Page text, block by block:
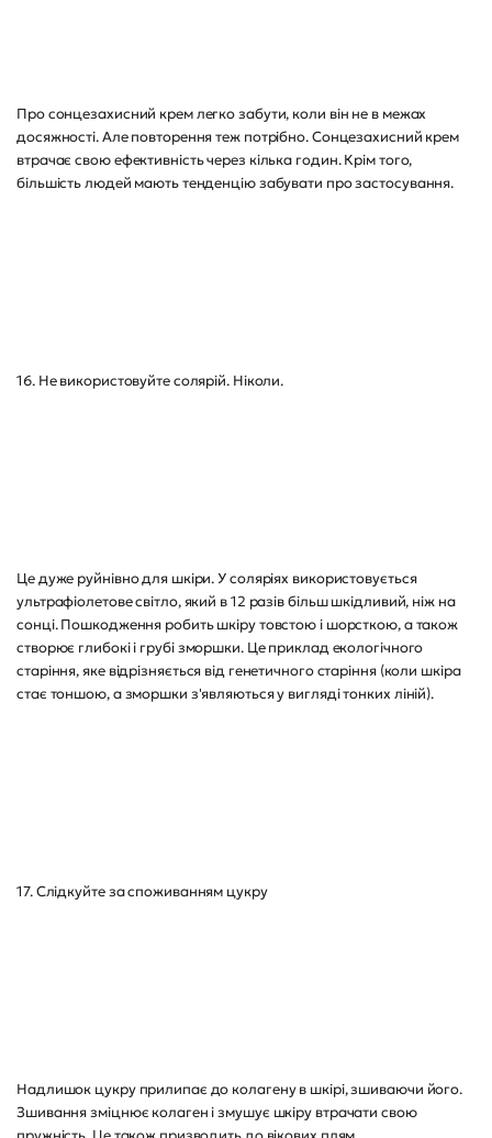
Про сонцезахисний крем легко забути, коли він не в межах
досяжності. Але повторення теж потрібно. Сонцезахисний крем
втрачає свою ефективність через кілька годин. Крім того,
більшість людей мають тенденцію забувати про застосування.
16. Не використовуйте солярій. Ніколи.
Це дуже руйнівно для шкіри. У соляріях використовується
ультрафіолетове світло, який в 12 разів більш шкідливий, ніж на
сонці. Пошкодження робить шкіру товстою і шорсткою, а також
створює глибокі і грубі зморшки. Це приклад екологічного
старіння, яке відрізняється від генетичного старіння (коли шкіра
стає тоншою, а зморшки з'являються у вигляді тонких ліній).
17. Слідкуйте за споживанням цукру
Надлишок цукру прилипає до колагену в шкірі, зшиваючи його.
Зшивання зміцнює колаген і змушує шкіру втрачати свою